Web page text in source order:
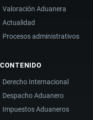
Valoración Aduanera
Actualidad
Procesos administrativos
CONTENIDO
Derecho Internacional
Despacho Aduanero
Impuestos Aduaneros